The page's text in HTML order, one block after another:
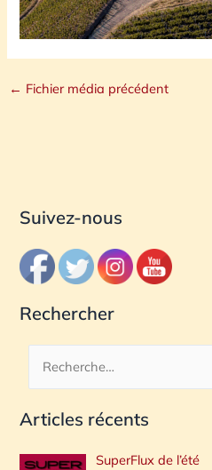
← Fichier média précédent
Suivez-nous
Rechercher
c
Articles récents
SuperFlux de l’été